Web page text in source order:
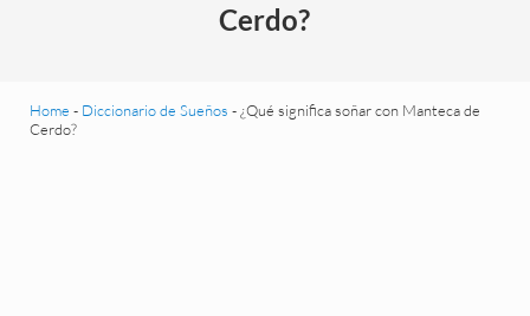
Cerdo?
Home - Diccionario de Sueños -¿Qué significa soñar con Manteca de
Cerdo?